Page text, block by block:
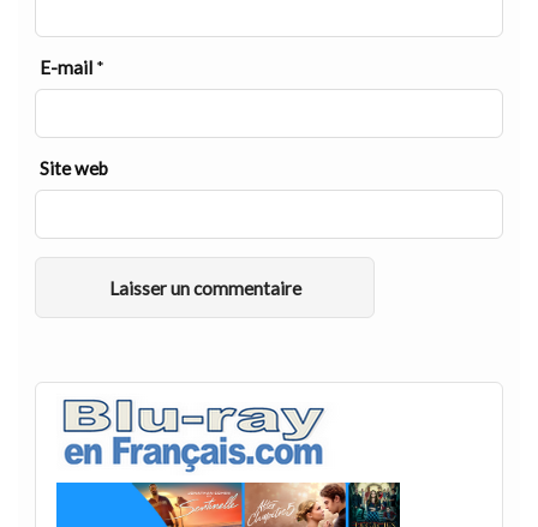
E-mail *
Site web